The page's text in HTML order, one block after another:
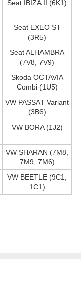
Seat IBIZA II (6K1)
Seat EXEO ST
(3R5)
Seat ALHAMBRA
(7V8, 7V9)
Skoda OCTAVIA
Combi (1U5)
VW PASSAT Variant
(3B6)
VW BORA (1J2)
VW SHARAN (7M8,
7M9, 7M6)
VW BEETLE (9C1,
1C1)